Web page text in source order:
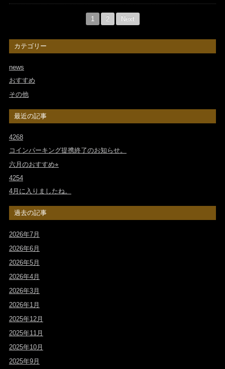
1 2 Next
カテゴリー
news
おすすめ
その他
最近の記事
4268
コインパーキング提携終了のお知らせ。
六月のおすすめ⭐︎
4254
4月に入りましたね。
過去の記事
2026年7月
2026年6月
2026年5月
2026年4月
2026年3月
2026年1月
2025年12月
2025年11月
2025年10月
2025年9月